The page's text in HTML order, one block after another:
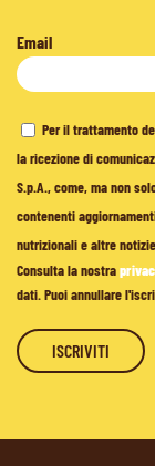
Email
Per il trattamento
la ricezione di
S.p.A., come, ma non
contenenti
nutrizionali e altre
Consulta la nostra
dati. Puoi annullare